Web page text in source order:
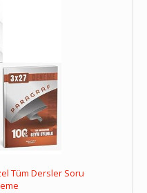
Tüm Dersler Soru